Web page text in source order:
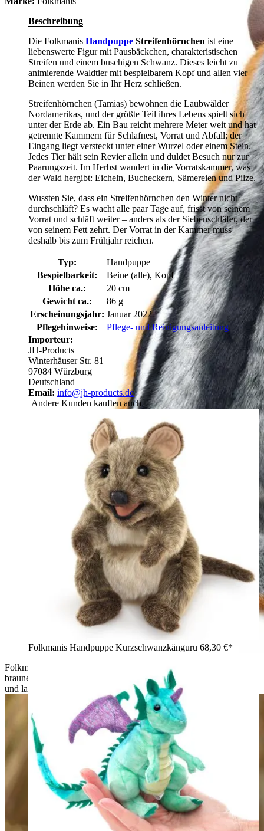
Folkmanis Handpuppe Streifenhörnchen von hinten: orange-
braunes Plüschfell mit grau-schwarz-weißen Rückenstreifen
und langem grauem Schwanz
Beschreibung
Die Folkmanis Handpuppe Streifenhörnchen ist eine
liebenswerte Figur mit Pausbäckchen, charakteristischen
Streifen und einem buschigen Schwanz. Dieses leicht zu
animierende Waldtier mit bespielbarem Kopf und allen vier
Beinen werden Sie in Ihr Herz schließen.
Streifenhörnchen (Tamias) bewohnen die Laubwälder
Nordamerikas, und der größte Teil ihres Lebens spielt sich
unter der Erde ab. Ein Bau reicht mehrere Meter weit und hat
getrennte Kammern für Schlafnest, Vorrat und Abfall; der
Eingang liegt versteckt unter einer Wurzel oder einem Stein.
Jedes Tier hält sein Revier allein und duldet Besuch nur zur
Paarungszeit. Im Herbst wandert in die Vorratskammer, was
der Wald hergibt: Eicheln, Bucheckern, Sämereien und Pilze.
Wussten Sie, dass ein Streifenhörnchen den Winter nicht
durchschläft? Es wacht alle paar Tage auf, frisst von seinem
Vorrat und schläft weiter – anders als der Siebenschläfer, der
von seinem Fett zehrt. Der Vorrat in der Kammer muss
deshalb bis zum Frühjahr reichen.
Typ:
Handpuppe
Bespielbarkeit:
Beine (alle), Kopf
Höhe ca.:
20 cm
Gewicht ca.:
86 g
Erscheinungsjahr: Januar 2022
Pflegehinweise:
Pflege- und Reinigungsanleitung
Importeur:
JH-Products
Winterhäuser Str. 81
97084 Würzburg
Deutschland
Email: info@jh-products.de
Andere Kunden kauften auch
Folkmanis Handpuppe Kurzschwanzkänguru 68,30 €*